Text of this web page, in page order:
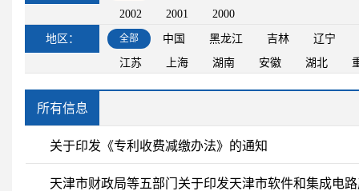
2002
2001 2000
地区： 全部 中国 黑龙江 吉林
辽宁
江苏
上海 湖南 安徽 湖北
所有信息
关于印发《专利收费减缴办法》的通知
天津市财政局等五部门关于印发天津市软件和集成电